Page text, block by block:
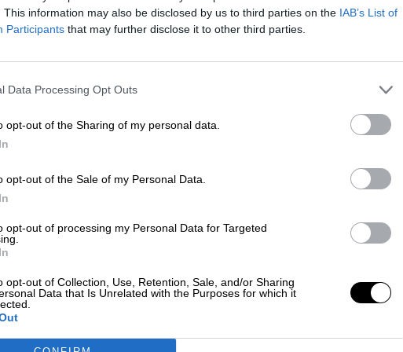
This information may also be disclosed by us to third parties on the IAB’s List of
Participants that may further disclose it to other third parties.
Data Processing Opt Outs
opt-out of the Sharing of my personal data.
opt-out of the Sale of my Personal Data.
opt-out of processing my Personal Data for Targeted
opt-out of Collection, Use, Retention, Sale, and/or Sharing
Data that Is Unrelated with the Purposes for which it
PorCarolina Rodríguez
Más artículos de este autor
blancos podría ser la causante de muerte
Más artículos de este autor